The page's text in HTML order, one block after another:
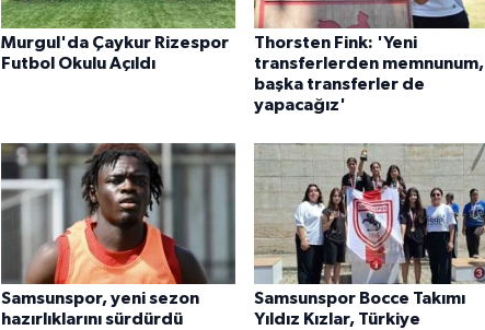
Murgul'da Çaykur Rizespor
Futbol Okulu Açıldı
Thorsten Fink: 'Yeni
transferlerden memnunum,
başka transferler de
yapacağız'
Samsunspor, yeni sezon
hazırlıklarını sürdürdü
Samsunspor Bocce Takımı
Yıldız Kızlar, Türkiye